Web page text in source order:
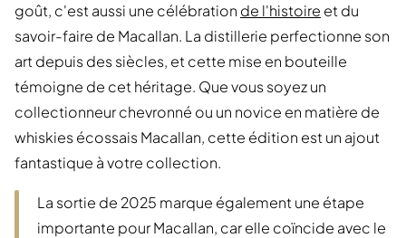
goût, c'est aussi une célébration de l'histoire et du
savoir-faire de Macallan. La distillerie perfectionne son
art depuis des siècles, et cette mise en bouteille
témoigne de cet héritage. Que vous soyez un
collectionneur chevronné ou un novice en matière de
whiskies écossais Macallan, cette édition est un ajout
fantastique à votre collection.
La sortie de 2025 marque également une étape
importante pour Macallan, car elle coïncide avec le